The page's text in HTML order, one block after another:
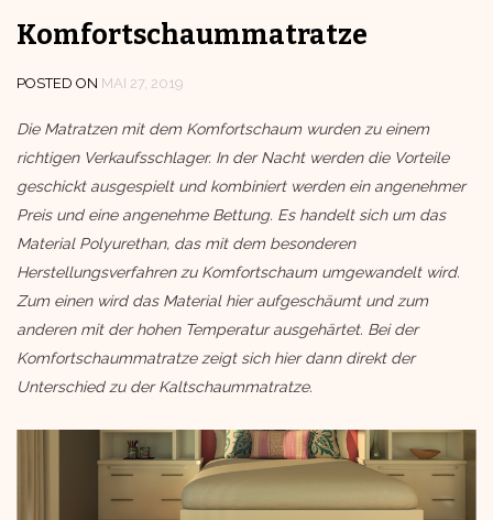
Komfortschaummatratze
POSTED ON MAI 27, 2019
Die Matratzen mit dem Komfortschaum wurden zu einem
richtigen Verkaufsschlager. In der Nacht werden die Vorteile
geschickt ausgespielt und kombiniert werden ein angenehmer
Preis und eine angenehme Bettung. Es handelt sich um das
Material Polyurethan, das mit dem besonderen
Herstellungsverfahren zu Komfortschaum umgewandelt wird.
Zum einen wird das Material hier aufgeschäumt und zum
anderen mit der hohen Temperatur ausgehärtet. Bei der
Komfortschaummatratze zeigt sich hier dann direkt der
Unterschied zu der Kaltschaummatratze.